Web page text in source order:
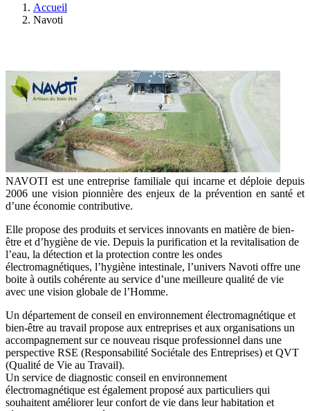
Accueil
Navoti
NAVOTI est une entreprise familiale qui incarne et déploie depuis
2006 une vision pionnière des enjeux de la prévention en santé et
d’une économie contributive.
Elle propose des produits et services innovants en matière de bien-
être et d’hygiène de vie. Depuis la purification et la revitalisation de
l’eau, la détection et la protection contre les ondes
électromagnétiques, l’hygiène intestinale, l’univers Navoti offre une
boite à outils cohérente au service d’une meilleure qualité de vie
avec une vision globale de l’Homme.
Un département de conseil en environnement électromagnétique et
bien-être au travail propose aux entreprises et aux organisations un
accompagnement sur ce nouveau risque professionnel dans une
perspective RSE (Responsabilité Sociétale des Entreprises) et QVT
(Qualité de Vie au Travail).
Un service de diagnostic conseil en environnement
électromagnétique est également proposé aux particuliers qui
souhaitent améliorer leur confort de vie dans leur habitation et